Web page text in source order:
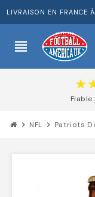
LIVRAISON EN FRANCE
view_headline
chevron_right NFL chevron_right Patriots